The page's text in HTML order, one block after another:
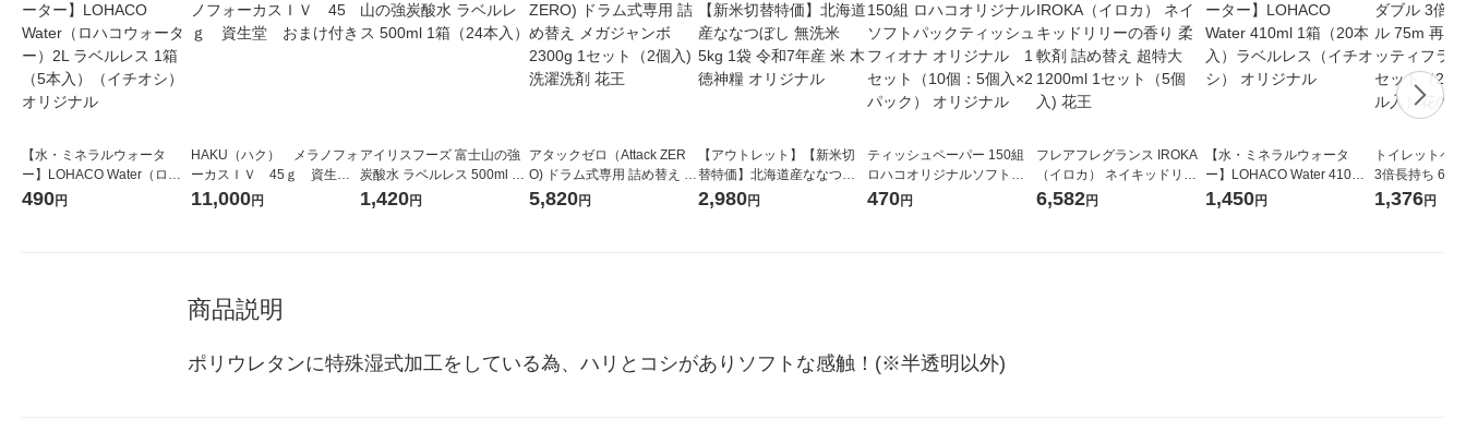
【水・ミネラルウォータ
ー】LOHACO Water（ロハ
コウォーター）2L ラベルレ
490円
HAKU（ハク） メラノフォ
ーカスＩＶ 45ｇ 資生
堂 おまけ付き
11,000円
アイリスフーズ 富士山の強
炭酸水 ラベルレス 500ml 1
箱（24本入）
1,420円
アタックゼロ（Attack ZER
O) ドラム式専用 詰め替え メ
ガジャンボ 2300g 1セット
5,820円
【アウトレット】【新米切
替特価】北海道産ななつぼ
し 無洗米 5kg 1袋 令和7年産
2,980円
ティッシュペーパー 150組
ロハコオリジナルソフトパ
ックティッシュ フィオナ オ
470円
フレアフレグランス IROKA
（イロカ） ネイキッドリリ
ーの香り 柔軟剤 詰め替え 超
6,582円
【水・ミネラルウォータ
ー】LOHACO Water 410ml
1箱（20本入）ラベルレス
1,450円
トイレットペ
3倍長持ち 6ロール
紙配合 スコッ
1,376円
商品説明
ポリウレタンに特殊湿式加工をしている為、ハリとコシがありソフトな感触！(※半透明以外)